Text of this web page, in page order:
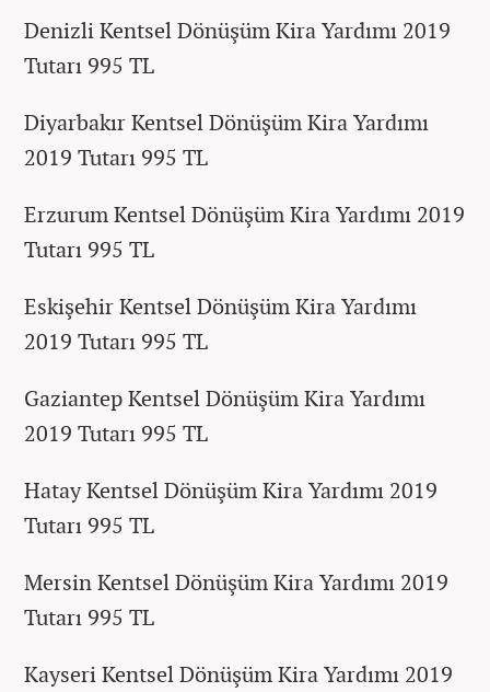
Denizli Kentsel Dönüşüm Kira Yardımı 2019
Tutarı 995 TL
Diyarbakır Kentsel Dönüşüm Kira Yardımı
2019 Tutarı 995 TL
Erzurum Kentsel Dönüşüm Kira Yardımı 2019
Tutarı 995 TL
Eskişehir Kentsel Dönüşüm Kira Yardımı
2019 Tutarı 995 TL
Gaziantep Kentsel Dönüşüm Kira Yardımı
2019 Tutarı 995 TL
Hatay Kentsel Dönüşüm Kira Yardımı 2019
Tutarı 995 TL
Mersin Kentsel Dönüşüm Kira Yardımı 2019
Tutarı 995 TL
Kayseri Kentsel Dönüşüm Kira Yardımı 2019